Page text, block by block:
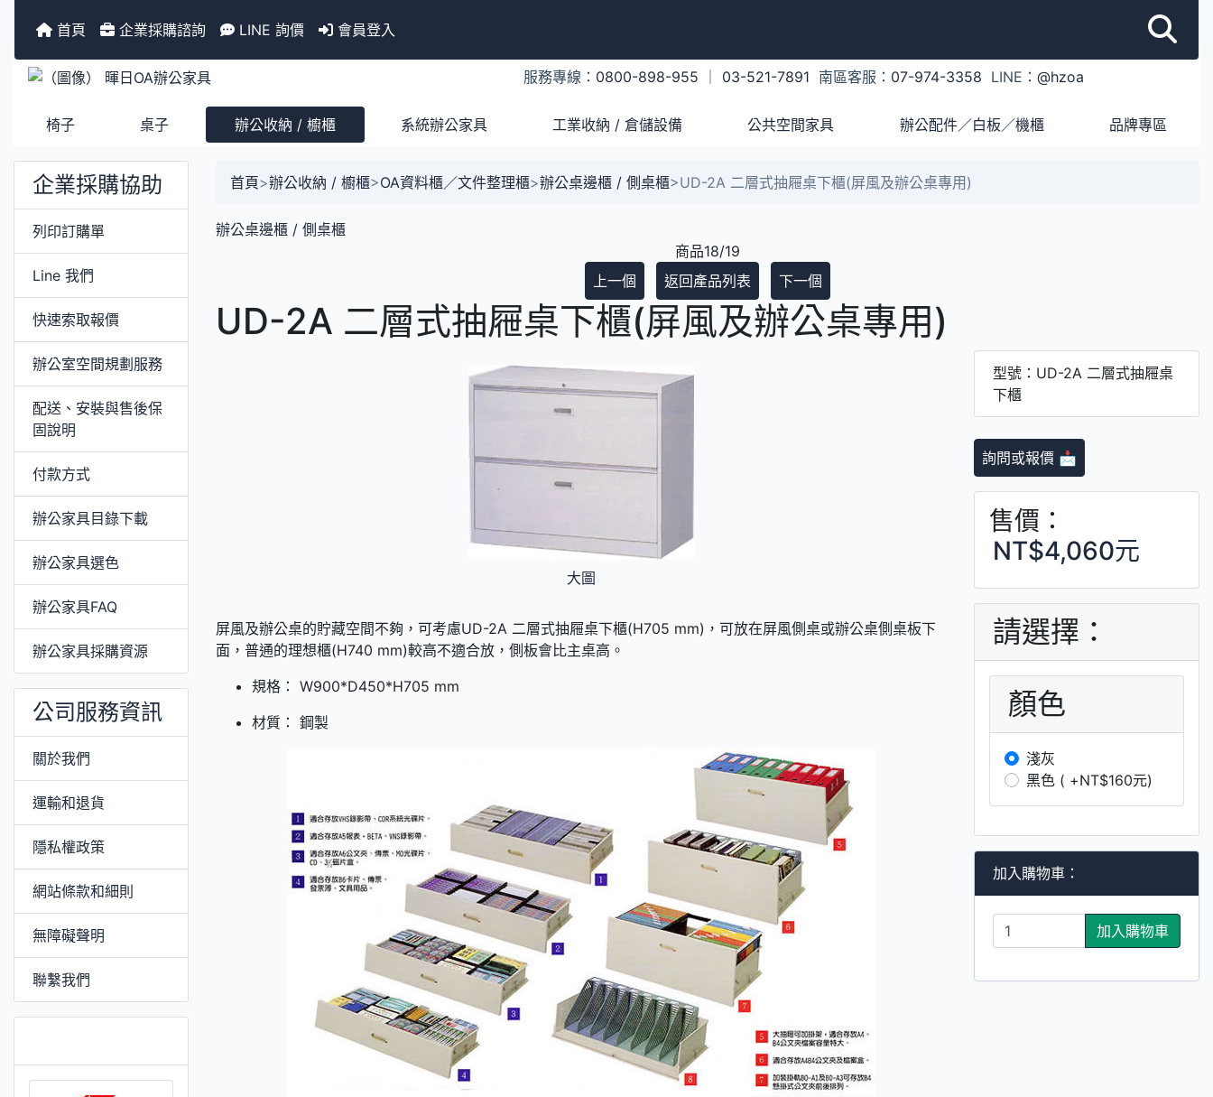
首頁 企業採購諮詢 LINE 詢價 會員登入
服務專線： 0800-898-955 03-521-7891 南區客服： 07-974-3358 LINE：@hzoa
椅子 桌子 辦公收納 / 櫥櫃 系統辦公家具 工業收納 / 倉儲設備 公共空間家具 辦公配件／白板／機櫃 品牌專區
企業採購協助
列印訂購單
Line 我們
快速索取報價
辦公室空間規劃服務
配送、安裝與售後保
固說明
付款方式
辦公家具目錄下載
辦公家具選色
辦公家具FAQ
辦公家具採購資源
公司服務資訊
關於我們
運輸和退貨
隱私權政策
網站條款和細則
無障礙聲明
聯繫我們
首頁>辦公收納 / 櫥櫃>OA資料櫃／文件整理櫃>辦公桌邊櫃 / 側桌櫃>UD-2A 二層式抽屜桌下櫃(屏風及辦公桌專用)
辦公桌邊櫃 / 側桌櫃
商品18/19
上一個
返回產品列表 下一個
UD-2A 二層式抽屜桌下櫃(屏風及辦公桌專用)
大圖
屏風及辦公桌的貯藏空間不夠，可考慮UD-2A 二層式抽屜桌下櫃(H705 mm)，可放在屏風側桌或辦公桌側桌板下
面，普通的理想櫃(H740 mm)較高不適合放，側板會比主桌高。
規格： W900*D450*H705 mm
材質： 鋼製
型號：UD-2A 二層式抽屜桌
下櫃
詢問或報價 📩
售價：
NT$4,060元
請選擇：
顏色
淺灰
黑色 ( +NT$160元)
加入購物車：
加入購物車